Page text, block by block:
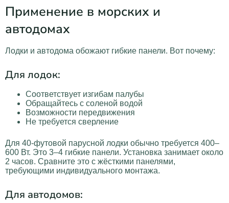
Применение в морских и
автодомах
Лодки и автодома обожают гибкие панели. Вот почему:
Для лодок:
Соответствует изгибам палубы
Обращайтесь с соленой водой
Возможности передвижения
Не требуется сверление
Для 40-футовой парусной лодки обычно требуется 400–
600 Вт. Это 3–4 гибкие панели. Установка занимает около
2 часов. Сравните это с жёсткими панелями,
требующими индивидуального монтажа.
Для автодомов: